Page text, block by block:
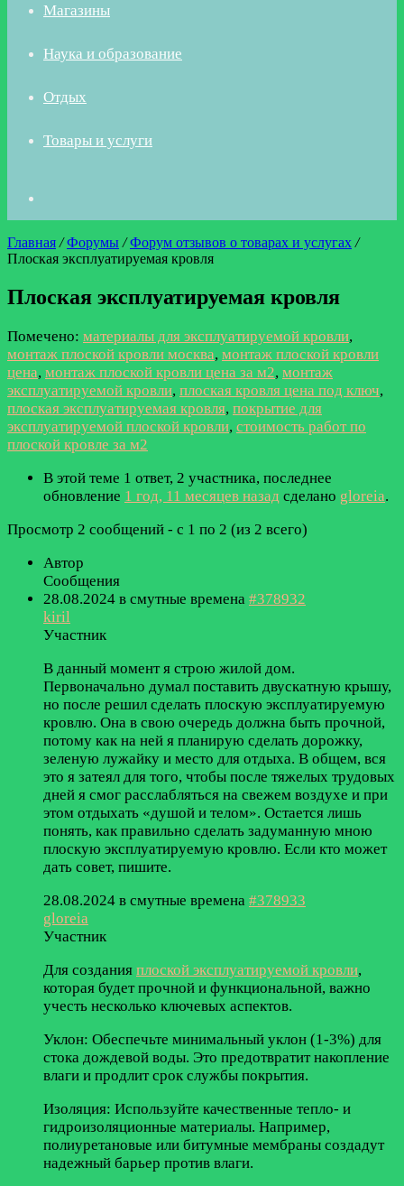
Магазины
Наука и образование
Отдых
Товары и услуги
Главная / Форумы / Форум отзывов о товарах и услугах /
Плоская эксплуатируемая кровля
Плоская эксплуатируемая кровля
Помечено: материалы для эксплуатируемой кровли,
монтаж плоской кровли москва, монтаж плоской кровли
цена, монтаж плоской кровли цена за м2, монтаж
эксплуатируемой кровли, плоская кровля цена под ключ,
плоская эксплуатируемая кровля, покрытие для
эксплуатируемой плоской кровли, стоимость работ по
плоской кровле за м2
В этой теме 1 ответ, 2 участника, последнее
обновление 1 год, 11 месяцев назад сделано gloreia.
Просмотр 2 сообщений - с 1 по 2 (из 2 всего)
Автор
Сообщения
28.08.2024 в смутные времена #378932
kiril
Участник
В данный момент я строю жилой дом.
Первоначально думал поставить двускатную крышу,
но после решил сделать плоскую эксплуатируемую
кровлю. Она в свою очередь должна быть прочной,
потому как на ней я планирую сделать дорожку,
зеленую лужайку и место для отдыха. В общем, вся
это я затеял для того, чтобы после тяжелых трудовых
дней я смог расслабляться на свежем воздухе и при
этом отдыхать «душой и телом». Остается лишь
понять, как правильно сделать задуманную мною
плоскую эксплуатируемую кровлю. Если кто может
дать совет, пишите.
28.08.2024 в смутные времена #378933
gloreia
Участник
Для создания плоской эксплуатируемой кровли,
которая будет прочной и функциональной, важно
учесть несколько ключевых аспектов.
Уклон: Обеспечьте минимальный уклон (1-3%) для
стока дождевой воды. Это предотвратит накопление
влаги и продлит срок службы покрытия.
Изоляция: Используйте качественные тепло- и
гидроизоляционные материалы. Например,
полиуретановые или битумные мембраны создадут
надежный барьер против влаги.